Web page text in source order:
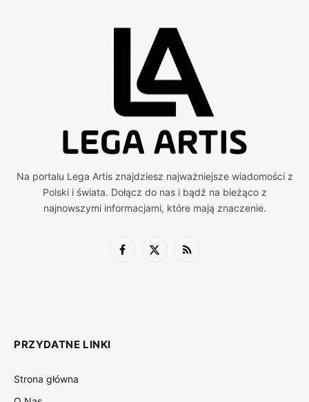
Na portalu Lega Artis znajdziesz najważniejsze wiadomości z
Polski i świata. Dołącz do nas i bądź na bieżąco z
najnowszymi informacjami, które mają znaczenie.
Facebook
X
RSS
PRZYDATNE LINKI
Strona główna